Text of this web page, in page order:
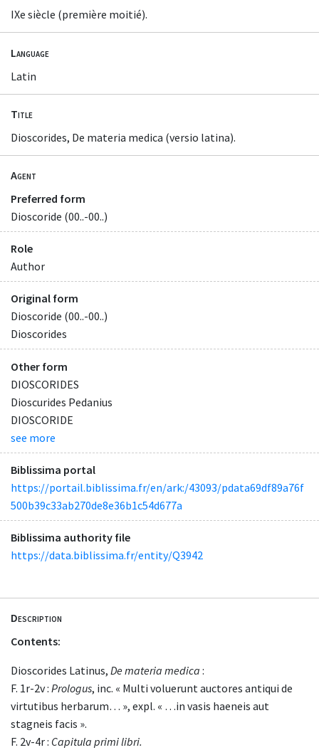
IXe siècle (première moitié).
Language
Latin
Title
Dioscorides, De materia medica (versio latina).
Agent
Preferred form
Dioscoride (00..-00..)
Role
Author
Original form
Dioscoride (00..-00..)
Dioscorides
Other form
DIOSCORIDES
Dioscurides Pedanius
DIOSCORIDE
see more
Biblissima portal
https://portail.biblissima.fr/en/ark:/43093/pdata69df89a76f
500b39c33ab270de8e36b1c54d677a
Biblissima authority file
https://data.biblissima.fr/entity/Q3942
Description
Contents:
Dioscorides Latinus, De materia medica :
F. 1r-2v : Prologus, inc. « Multi voluerunt auctores antiqui de
virtutibus herbarum… », expl. « …in vasis haeneis aut
stagneis facis ».
F. 2v-4r : Capitula primi libri.